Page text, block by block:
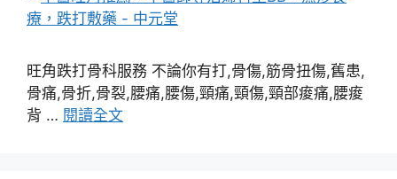
旺角跌打骨科服務 不論你有打,骨傷,筋骨扭傷,舊患,
骨痛,骨折,骨裂,腰痛,腰傷,頸痛,頸傷,頸部痠痛,腰痠
背 … 閱讀全文